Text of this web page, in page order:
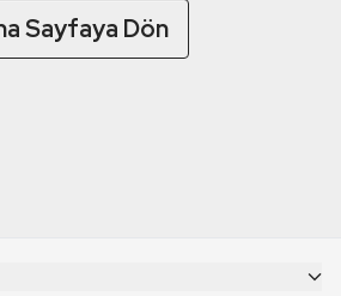
Sayfaya Dön